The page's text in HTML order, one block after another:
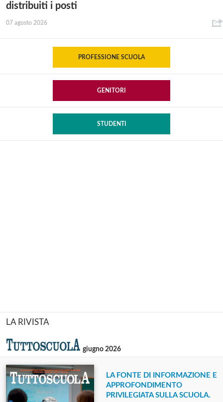
distribuiti i posti
07 agosto 2026
PROFESSIONE SCUOLA
GENITORI
STUDENTI
LA RIVISTA
giugno 2026
LA FONTE DI INFORMAZIONE E
APPROFONDIMENTO
PRIVILEGIATA SULLA SCUOLA.